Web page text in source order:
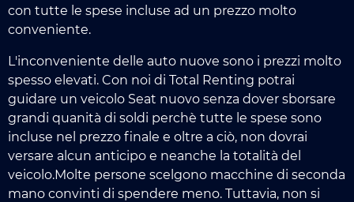
con tutte le spese incluse ad un prezzo molto
conveniente.
L'inconveniente delle auto nuove sono i prezzi molto
spesso elevati. Con noi di Total Renting potrai
guidare un veicolo Seat nuovo senza dover sborsare
grandi quanità di soldi perchè tutte le spese sono
incluse nel prezzo finale e oltre a ciò, non dovrai
versare alcun anticipo e neanche la totalità del
veicolo.Molte persone scelgono macchine di seconda
mano convinti di spendere meno. Tuttavia, non si